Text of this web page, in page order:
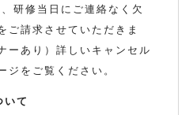
研修当日にご連絡なく欠
ご請求させていただきま
ーあり）詳しいキャンセル
ジをご覧ください。
いて